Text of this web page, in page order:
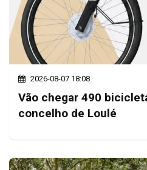
2026-08-07 18:08
Vão chegar 490
concelho de Loulé